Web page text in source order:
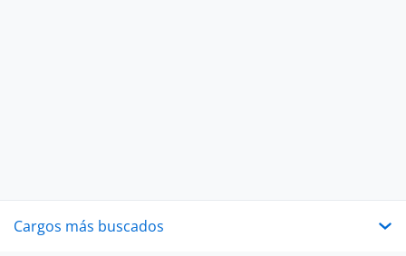
Cargos más buscados